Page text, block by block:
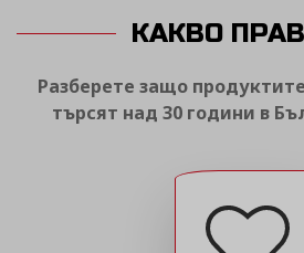
КАКВО
Разберете защо
търсят над 30 години в